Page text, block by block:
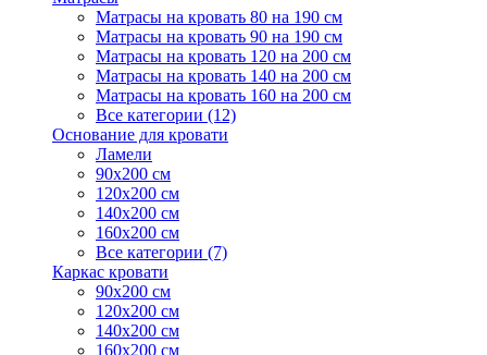
Матрасы на кровать 80 на 190 см
Матрасы на кровать 90 на 190 см
Матрасы на кровать 120 на 200 см
Матрасы на кровать 140 на 200 см
Матрасы на кровать 160 на 200 см
Все категории (12)
Основание для кровати
Ламели
90х200 см
120х200 см
140х200 см
160х200 см
Все категории (7)
Каркас кровати
90х200 см
120х200 см
140х200 см
160х200 см